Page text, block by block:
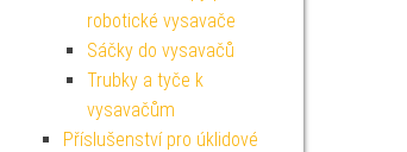
robotické vysavače
Sáčky do vysavačů
Trubky a tyče k
vysavačům
Příslušenství pro úklidové